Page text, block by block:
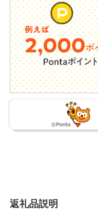
返礼品説明